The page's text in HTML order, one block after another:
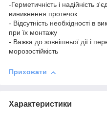
-Герметичність і надійність
виникнення протечок
- Відсутність необхідності в
при їх монтажу
- Важка до зовнішньої дії і
морозостійкість
Приховати
Характеристики